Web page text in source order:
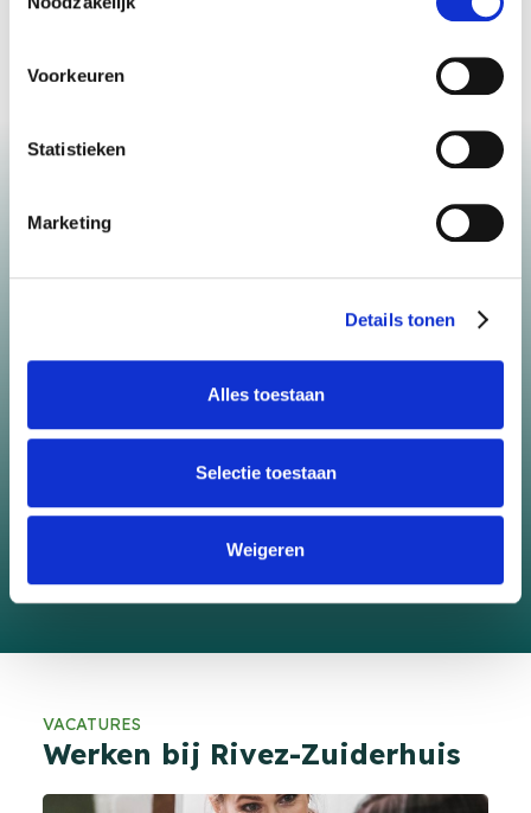
Voorkeuren
Statistieken
Marketing
Details tonen
Alles toestaan
Selectie toestaan
Weigeren
Lees meer
WIJ ZIJN ER OM JOU
Ga je samenwonen, wil je eerder stoppen met
werken, heb je een bedrijf met personeel of wil
mee. Een eerste gesprek is altijd gratis en
Neem contact op
VACATURES
Werken bij Rivez-Zuiderhuis